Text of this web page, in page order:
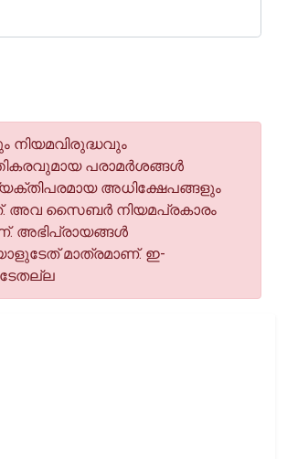
പരാമര്‍ശങ്ങള്‍
അധിക്ഷേപങ്ങളും
അവ സൈബര്‍ നിയമപ്രകാരം
അഭിപ്രായങ്ങള്‍
മാത്രമാണ്. ഇ-